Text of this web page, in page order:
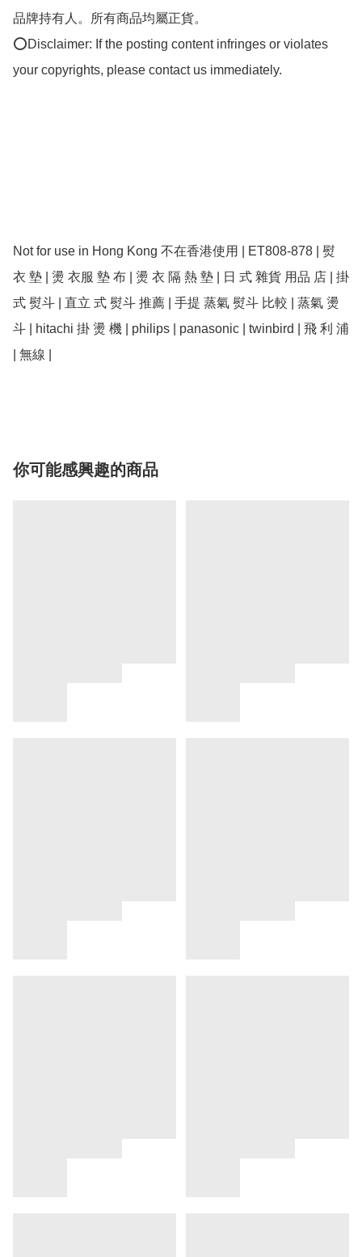
品牌持有人。所有商品均屬正貨。
⭕Disclaimer: If the posting content infringes or violates
your copyrights, please contact us immediately.
Not for use in Hong Kong 不在香港使用 | ET808-878 | 熨
衣 墊 | 燙 衣服 墊 布 | 燙 衣 隔 熱 墊 | 日 式 雜貨 用品 店 | 掛
式 熨斗 | 直立 式 熨斗 推薦 | 手提 蒸氣 熨斗 比較 | 蒸氣 燙
斗 | hitachi 掛 燙 機 | philips | panasonic | twinbird | 飛 利 浦
| 無線 |
你可能感興趣的商品